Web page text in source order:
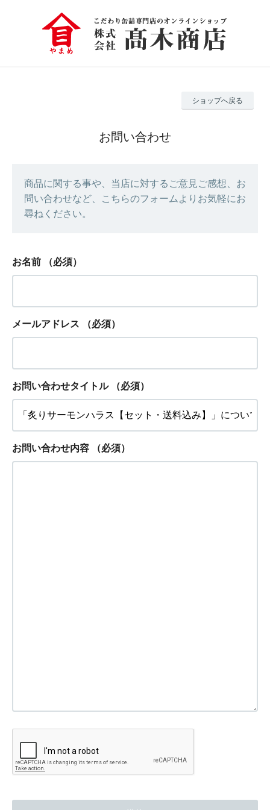
ショップへ戻る
お問い合わせ
商品に関する事や、当店に対するご意見ご感想、お
問い合わせなど、こちらのフォームよりお気軽にお
尋ねください。
お名前 （必須）
メールアドレス （必須）
お問い合わせタイトル （必須）
お問い合わせ内容 （必須）